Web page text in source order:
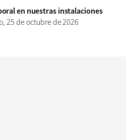
en nuestras instalaciones
25 de octubre de 2026